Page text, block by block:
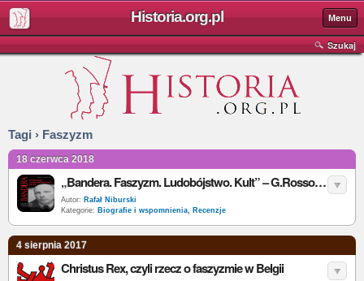
Historia.org.pl Menu
Szukaj
Tagi › Faszyzm
18 czerwca 2018
„Bandera. Faszyzm. Ludobójstwo. Kult” – G.Rossoliński-Liebe – recenzja
Autor: Rafał Niburski
Kategorie: Biografie i wspomnienia, Recenzje
4 sierpnia 2017
Christus Rex, czyli rzecz o faszyzmie w Belgii